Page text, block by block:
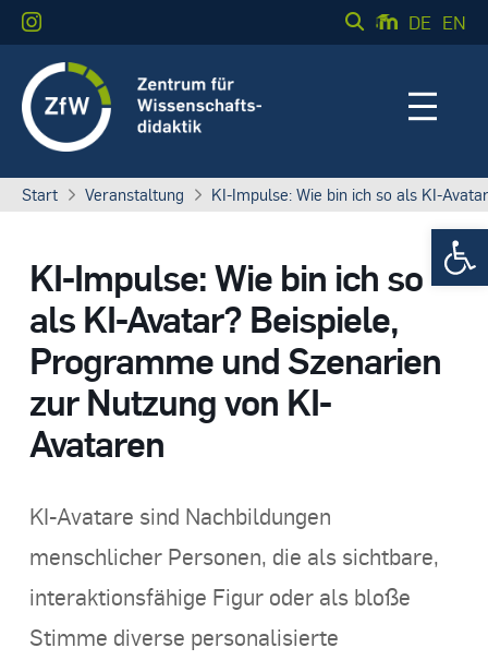
DE EN
Start Veranstaltung KI-Impulse: Wie bin ich so als KI-
KI-Impulse: Wie bin ich so
als KI-Avatar? Beispiele,
Programme und Szenarien
zur Nutzung von KI-
Avataren
KI-Avatare sind Nachbildungen
menschlicher Personen, die als sichtbare,
interaktionsfähige Figur oder als bloße
Stimme diverse personalisierte